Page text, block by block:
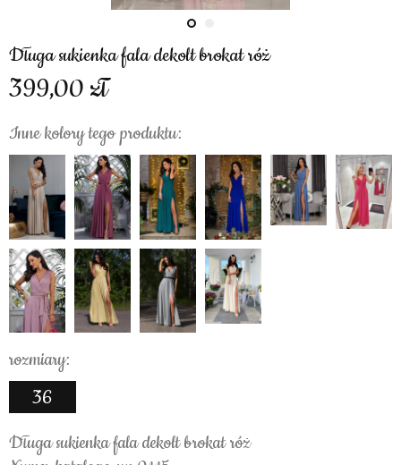
Długa sukienka fala dekolt brokat róż
399,00
Inne kolory tego produktu:
rozmiary:
36
Długa sukienka fala dekolt brokat róż